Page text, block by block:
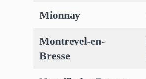
Mionnay
Montrevel-en-
Bresse